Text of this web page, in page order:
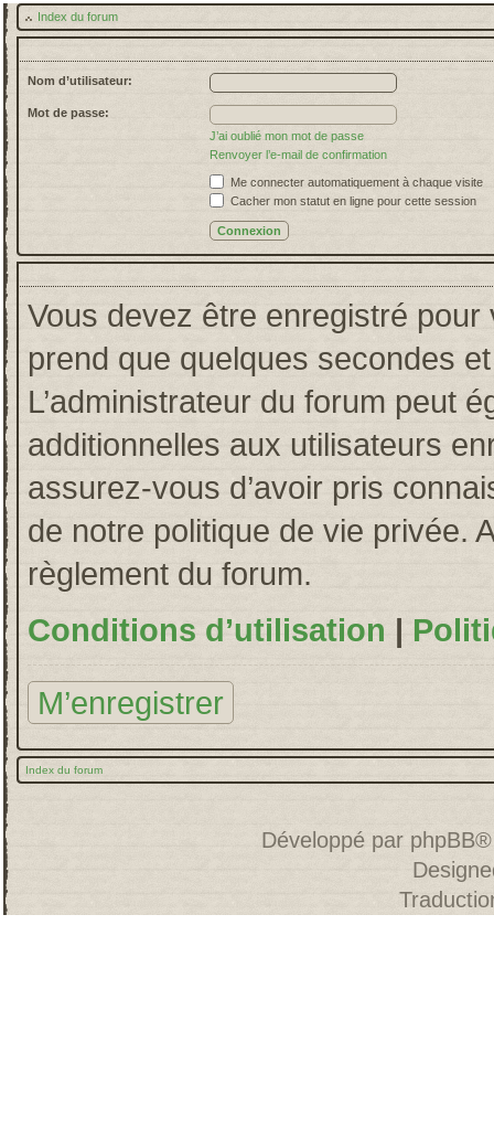
Index du forum
Nom d’utilisateur:
Mot de passe:
J’ai oublié mon mot de passe
Renvoyer l’e-mail de confirmation
Me connecter automatiquement à chaque visite
Cacher mon statut en ligne pour cette session
Vous devez être enregistré pour
prend que quelques secondes
L’administrateur du forum peut
additionnelles aux utilisateurs
assurez-vous d’avoir pris
de notre politique de vie privée.
règlement du forum.
Conditions d’utilisation |
M’enregistrer
Index du forum
Développé par phpBB®